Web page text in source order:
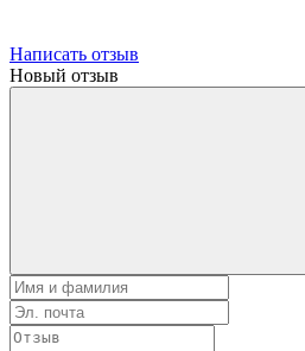
Написать отзыв
Новый отзыв